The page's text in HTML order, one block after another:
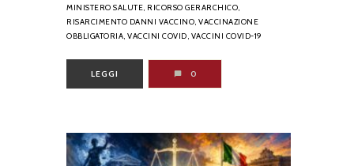
MINISTERO SALUTE, RICORSO GERARCHICO,
RISARCIMENTO DANNI VACCINO, VACCINAZIONE
OBBLIGATORIA, VACCINI COVID, VACCINI COVID-19
LEGGI 0